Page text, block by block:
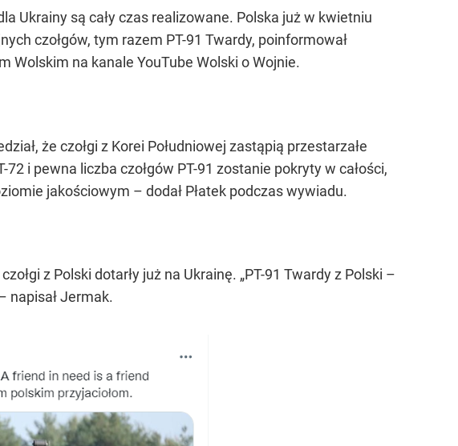
Ukrainy są cały czas realizowane. Polska już w kwietniu
czołgów, tym razem PT-91 Twardy, poinformował
Wolskim na kanale YouTube Wolski o Wojnie.
że czołgi z Korei Południowej zastąpią przestarzałe
i pewna liczba czołgów PT-91 zostanie pokryty w całości,
jakościowym – dodał Płatek podczas wywiadu.
z Polski dotarły już na Ukrainę. „PT-91 Twardy z Polski –
napisał Jermak.